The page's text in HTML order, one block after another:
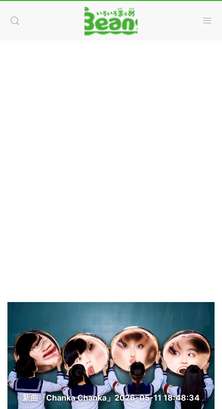
新曲「Chanka Chanka」2026-05-11 18:48:34